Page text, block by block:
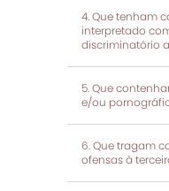
Que tenham
interpretado
discriminatório
Que
e/ou
Que tragam
ofensas à